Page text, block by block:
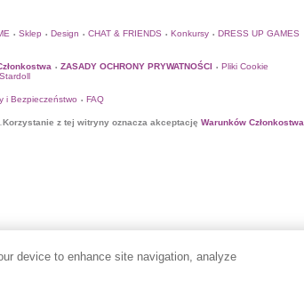
• Sklep • Design • CHAT & FRIENDS • Konkursy • DRESS UP GAMES
• ZASADY OCHRONY PRYWATNOŚCI • Pliki Cookie
i Bezpieczeństwo • FAQ
Korzystanie z tej witryny oznacza akceptację Warunków Członkostwa
device to enhance site navigation, analyze